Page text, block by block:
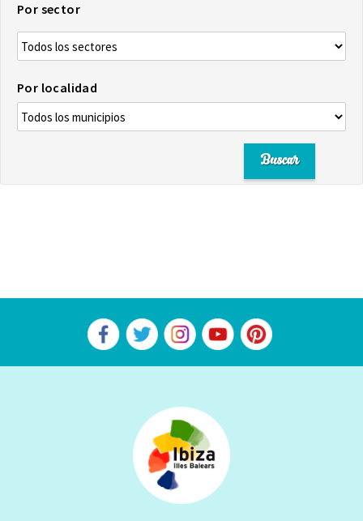
Por sector
Por localidad